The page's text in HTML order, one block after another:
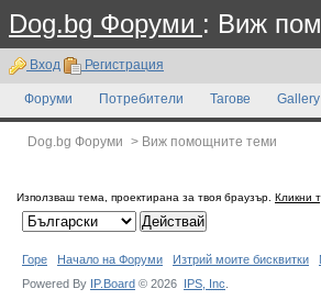
Dog.bg Форуми : Виж
Вход Регистрация
Форуми Потребители Тагове Gallery
Dog.bg Форуми > Виж помощните теми
Използваш тема, проектирана за твоя браузър. Кликни
Горе Начало на Форуми Изтрий моите бисквитки
Powered By IP.Board © 2026 IPS, Inc